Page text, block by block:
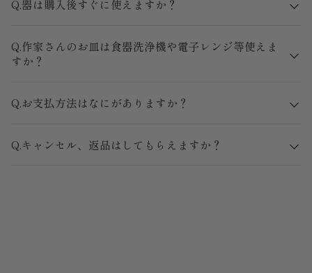
Q.器は購入後すぐに使えますか？
Q.作家さんのお皿は食器洗浄機や電子レンジ等使えま
すか？
Q.お支払方法はなにがありますか？
Q.キャンセル、返品はしてもらえますか？